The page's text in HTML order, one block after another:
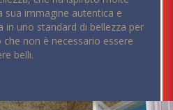
immagine autentica e
uno standard di bellezza per
non è necessario essere
belli.